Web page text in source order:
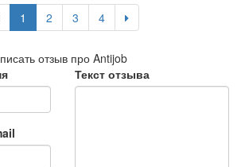
1 2 3 4
отзыв про Antijob
Текст отзыва